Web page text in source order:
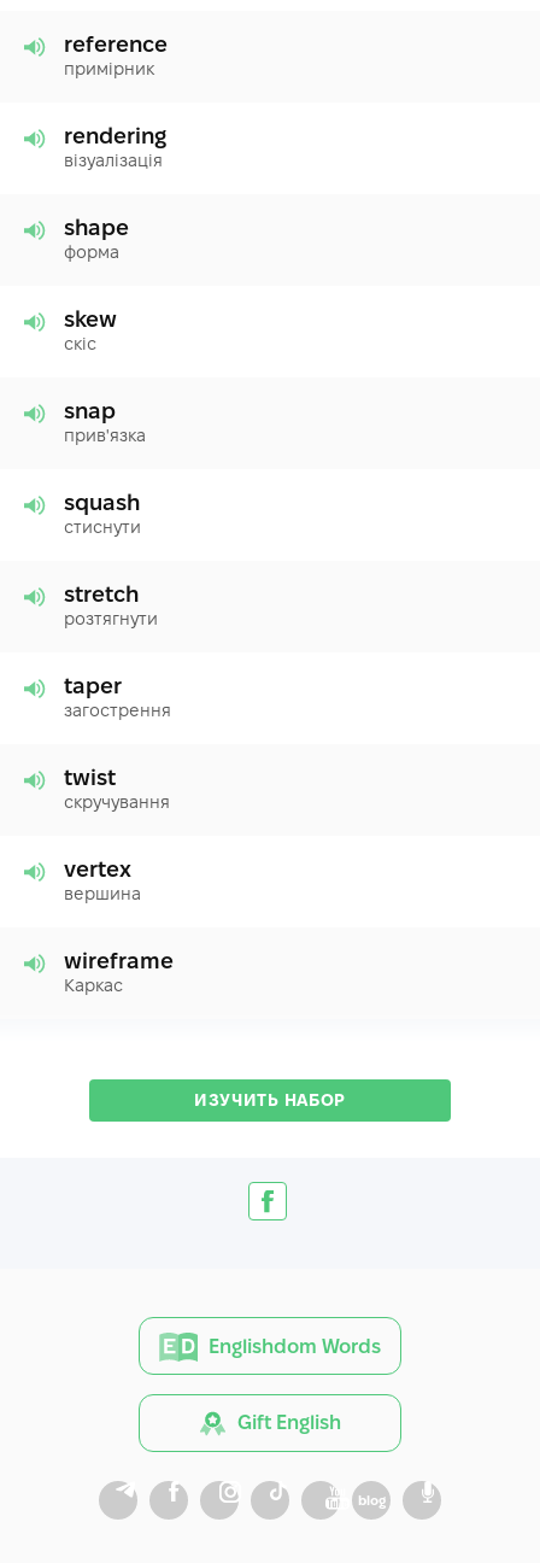
reference
примірник
rendering
візуалізація
shape
форма
skew
скіс
snap
прив'язка
squash
стиснути
stretch
розтягнути
taper
загострення
twist
скручування
vertex
вершина
wireframe
Каркас
ИЗУЧИТЬ НАБОР
Englishdom Words
Gift English
blog